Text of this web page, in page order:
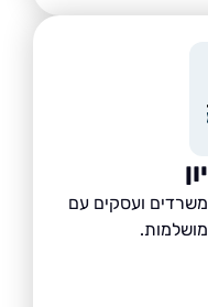
ועסקים עם